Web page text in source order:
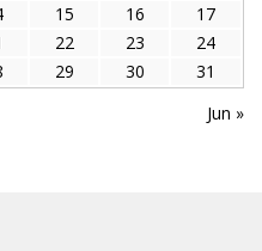
15 16
17
22 23
24
29 30
31
Jun »